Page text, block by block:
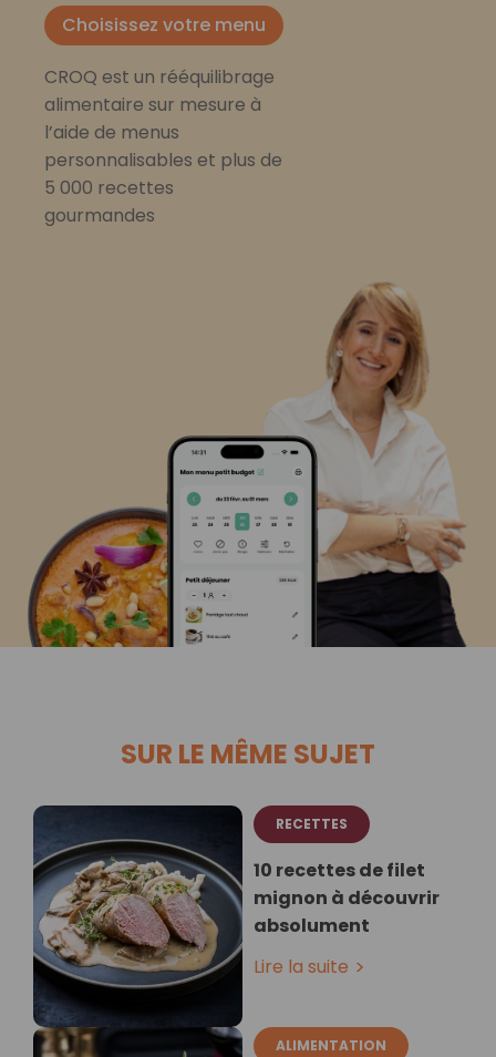
Choisissez votre menu
CROQ est un rééquilibrage
alimentaire sur mesure à
l’aide de menus
personnalisables et plus de
5 000 recettes
gourmandes
SUR LE MÊME SUJET
RECETTES
10 recettes de filet
mignon à découvrir
absolument
Lire la suite
ALIMENTATION